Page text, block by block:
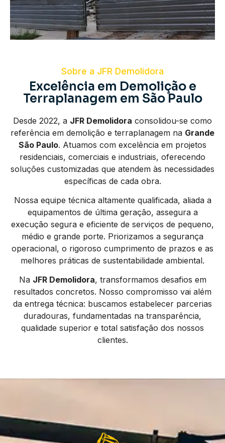
Sobre a JFR Demolidora
Excelência em Demolição e
Terraplanagem em São Paulo
Desde 2022, a JFR Demolidora consolidou-se como
referência em demolição e terraplanagem na Grande
São Paulo. Atuamos com excelência em projetos
residenciais, comerciais e industriais, oferecendo
soluções customizadas que atendem às necessidades
específicas de cada obra.
Nossa equipe técnica altamente qualificada, aliada a
equipamentos de última geração, assegura a
execução segura e eficiente de serviços de pequeno,
médio e grande porte. Priorizamos a segurança
operacional, o rigoroso cumprimento de prazos e as
melhores práticas de sustentabilidade ambiental.
Na JFR Demolidora, transformamos desafios em
resultados concretos. Nosso compromisso vai além
da entrega técnica: buscamos estabelecer parcerias
duradouras, fundamentadas na transparência,
qualidade superior e total satisfação dos nossos
clientes.